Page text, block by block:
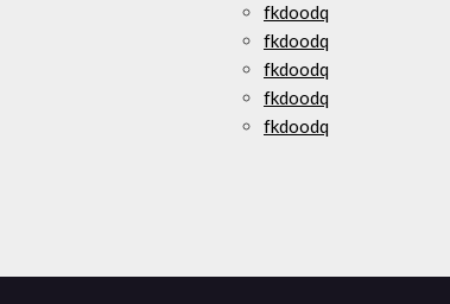
fkdoodq
fkdoodq
fkdoodq
fkdoodq
fkdoodq